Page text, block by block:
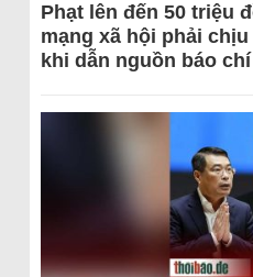
Phạt lên đến 50 triệu
mạng xã hội phải
khi dẫn nguồn báo chí